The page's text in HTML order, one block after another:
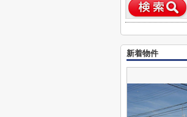
新着物件